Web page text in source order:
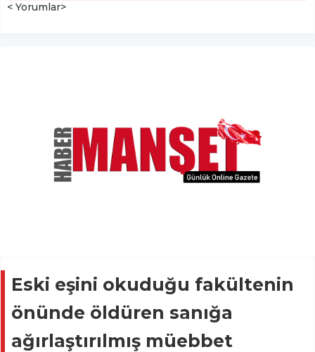
< Yorumlar>
Eski eşini okuduğu fakültenin
önünde öldüren sanığa
ağırlaştırılmış müebbet